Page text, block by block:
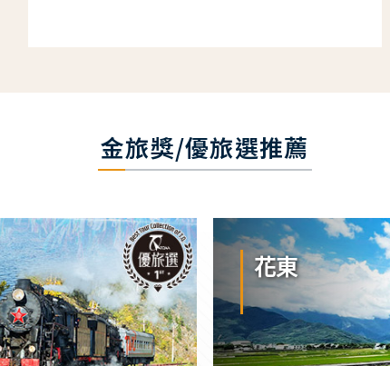
金旅獎/優旅選推薦
花東